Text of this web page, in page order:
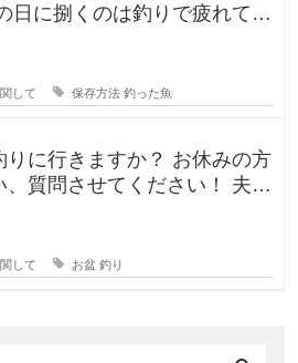
日に捌くのは釣りで疲れてい
して 保存方法 釣った魚
りに行きますか？ お休みの方
、質問させてください！ 夫曰
して お盆 釣り